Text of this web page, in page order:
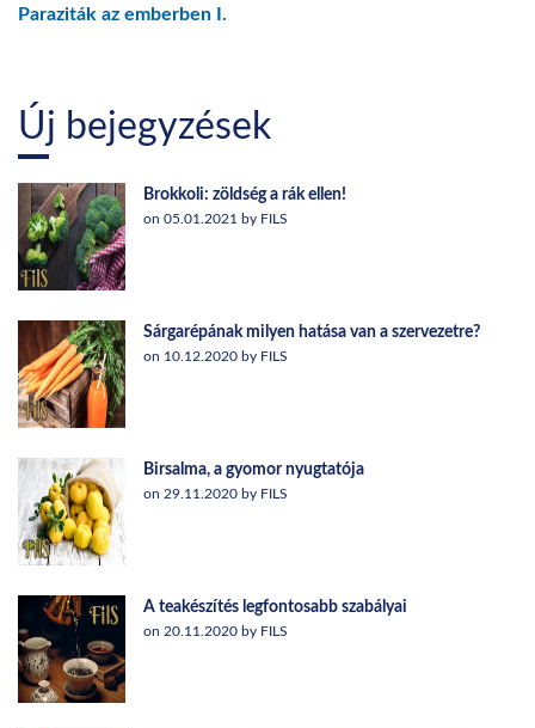
Paraziták az emberben I.
Új bejegyzések
Brokkoli: zöldség a rák ellen!
on 05.01.2021 by FILS
Sárgarépának milyen hatása van a szervezetre?
on 10.12.2020 by FILS
Birsalma, a gyomor nyugtatója
on 29.11.2020 by FILS
A teakészítés legfontosabb szabályai
on 20.11.2020 by FILS